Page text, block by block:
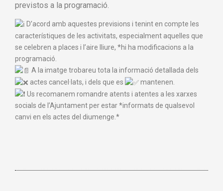
previstos a la programació.
D’acord amb aquestes previsions i tenint en compte les
característiques de les activitats, especialment aquelles que
se celebren a places i l’aire lliure, *hi ha modificacions a la
programació.
A la imatge trobareu tota la informació detallada dels
actes cancel·lats, i dels que es
mantenen.
Us recomanem romandre atents i atentes a les xarxes
socials de l’Ajuntament per estar *informats de qualsevol
canvi en els actes del diumenge.*